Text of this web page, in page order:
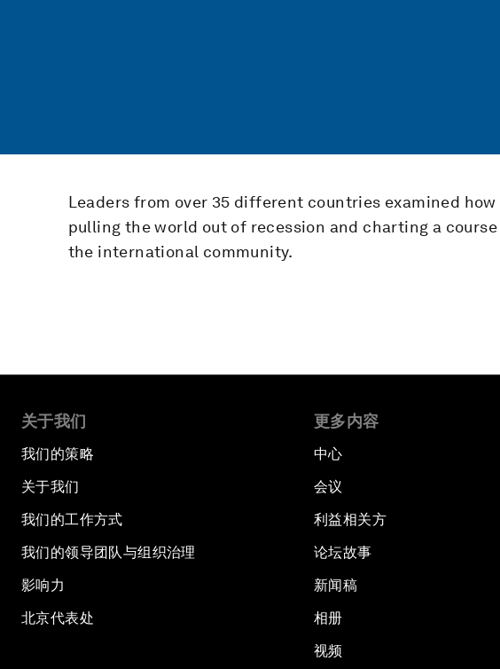
Leaders from over 35 different countries examined
pulling the world out of recession and charting a
the international community.
关于我们
我们的策略
关于我们
我们的工作方式
我们的领导团队与组织治理
影响力
北京代表处
更多内容
中心
会议
利益相关方
论坛故事
新闻稿
相册
视频